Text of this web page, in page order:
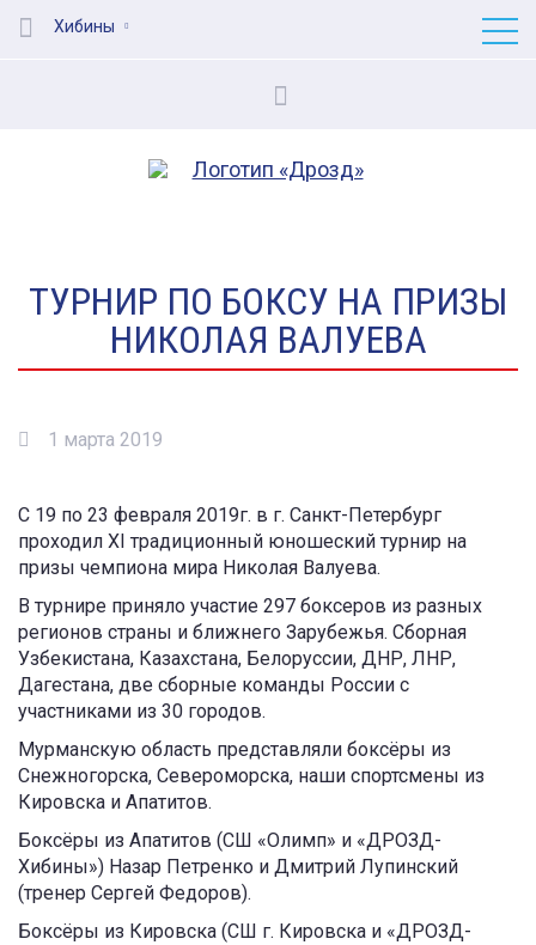
Хибины
ТУРНИР ПО БОКСУ НА ПРИЗЫ
НИКОЛАЯ ВАЛУЕВА
1 марта 2019
С 19 по 23 февраля 2019г. в г. Санкт-Петербург
проходил XI традиционный юношеский турнир на
призы чемпиона мира Николая Валуева.
В турнире приняло участие 297 боксеров из разных
регионов страны и ближнего Зарубежья. Сборная
Узбекистана, Казахстана, Белоруссии, ДНР, ЛНР,
Дагестана, две сборные команды России с
участниками из 30 городов.
Мурманскую область представляли боксёры из
Снежногорска, Североморска, наши спортсмены из
Кировска и Апатитов.
Боксёры из Апатитов (СШ «Олимп» и «ДРОЗД-
Хибины») Назар Петренко и Дмитрий Лупинский
(тренер Сергей Федоров).
Боксёры из Кировска (СШ г. Кировска и «ДРОЗД-